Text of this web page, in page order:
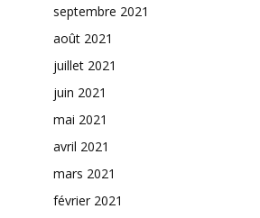
septembre 2021
août 2021
juillet 2021
juin 2021
mai 2021
avril 2021
mars 2021
février 2021